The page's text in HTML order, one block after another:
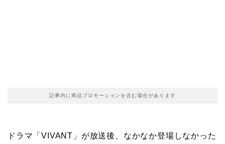
記事内に商品プロモーションを含む場合があります
ドラマ「VIVANT」が放送後、なかなか登場しなかった